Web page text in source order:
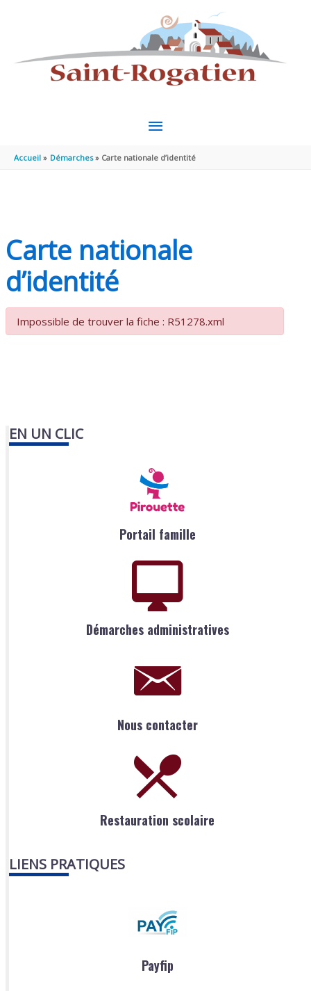
MENU
PRINCIPAL
Accueil Démarches Carte nationale d’identité
Carte nationale
d’identité
Impossible de trouver la fiche : R51278.xml
EN UN CLIC
Portail famille
Démarches administratives
Nous contacter
Restauration scolaire
LIENS PRATIQUES
Payfip